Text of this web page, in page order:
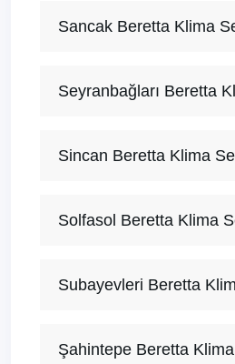
Sancak Beretta Klima
Seyranbağları Beretta
Sincan Beretta Klima
Solfasol Beretta Klima
Subayevleri Beretta
Şahintepe Beretta